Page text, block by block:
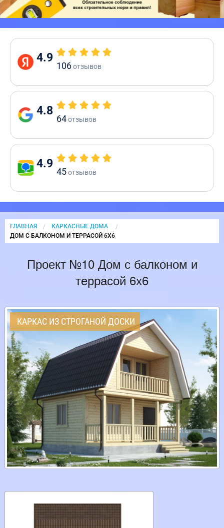
4.9
106отзывов
4.8
64отзывов
4.9
45отзывов
ГЛАВНАЯ
КАРКАСНЫЕ ДОМА
CURRENT:
ДОМ С БАЛКОНОМ И ТЕРРАСОЙ 6Х6
Проект №10 Дом с балконом и
террасой 6х6
КАРКАС ИЗ СТРОГАНОЙ ДОСКИ